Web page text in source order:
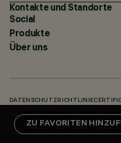
ZU FAVORITEN
Kontakte und Standorte
Social
Produkte
Über uns
DATENSCHUTZRICHTLINIE
UNSERE CODES KNOWLEDGE BASE